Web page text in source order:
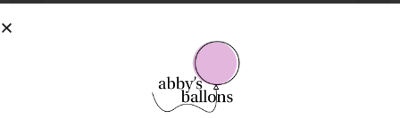
Añadir Al Carrito
Añadir A La Lista De Deseos